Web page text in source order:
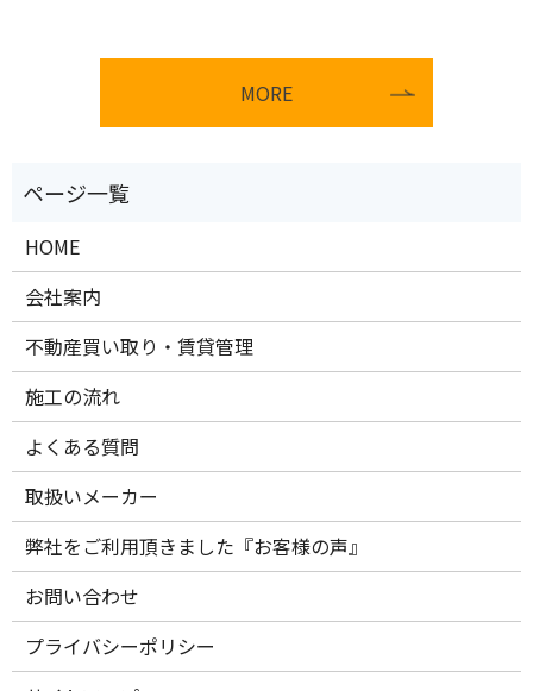
MORE
HOME
会社案内
不動産買い取り・賃貸管理
施工の流れ
よくある質問
取扱いメーカー
弊社をご利用頂きました『お客様の声』
お問い合わせ
プライバシーポリシー